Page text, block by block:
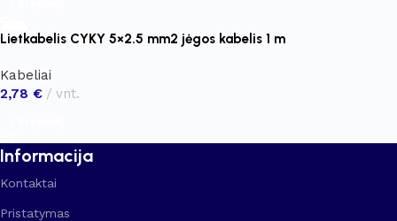
Lietkabelis CYKY 5×2.5 mm2 jėgos kabelis 1 m
Kabeliai
2,78 € vnt.
Informacija
Kontaktai
Pristatymas